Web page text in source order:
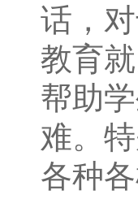
话，
教育
帮助
难。
各种